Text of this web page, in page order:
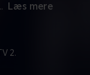
Læs mere
2.